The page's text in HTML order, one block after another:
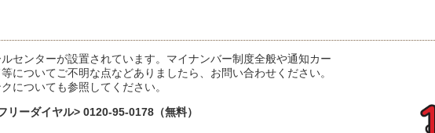
センターが設置されています。マイナンバー制度全般や通知カー
についてご不明な点などありましたら、お問い合わせください。
についても参照してください。
リーダイヤル> 0120-95-0178（無料）